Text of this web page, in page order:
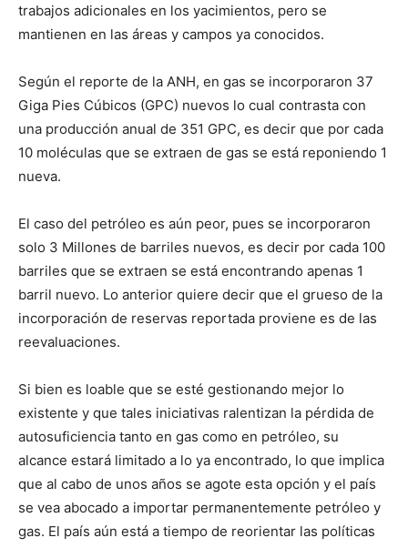
trabajos adicionales en los yacimientos, pero se
mantienen en las áreas y campos ya conocidos.
Según el reporte de la ANH, en gas se incorporaron 37
Giga Pies Cúbicos (GPC) nuevos lo cual contrasta con
una producción anual de 351 GPC, es decir que por cada
10 moléculas que se extraen de gas se está reponiendo 1
nueva.
El caso del petróleo es aún peor, pues se incorporaron
solo 3 Millones de barriles nuevos, es decir por cada 100
barriles que se extraen se está encontrando apenas 1
barril nuevo. Lo anterior quiere decir que el grueso de la
incorporación de reservas reportada proviene es de las
reevaluaciones.
Si bien es loable que se esté gestionando mejor lo
existente y que tales iniciativas ralentizan la pérdida de
autosuficiencia tanto en gas como en petróleo, su
alcance estará limitado a lo ya encontrado, lo que implica
que al cabo de unos años se agote esta opción y el país
se vea abocado a importar permanentemente petróleo y
gas. El país aún está a tiempo de reorientar las políticas